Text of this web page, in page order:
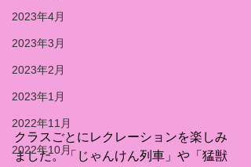
2023年4月
2023年3月
2023年2月
2023年1月
2022年11月
2022年10月
クラスごとにレクレーションを楽しみ
ました。「じゃんけん列車」や「猛獣